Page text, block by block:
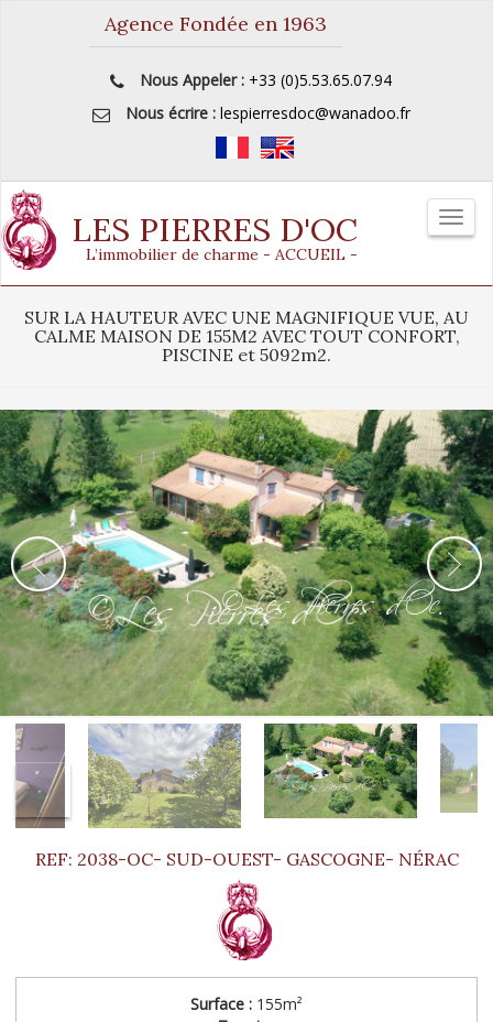
Agence Fondée en 1963
Nous Appeler : +33 (0)5.53.65.07.94
Nous écrire : lespierresdoc@wanadoo.fr
LA
LES PIERRES D'OC
L’immobilier de charme - ACCUEIL -
SUR LA HAUTEUR AVEC UNE MAGNIFIQUE VUE, AU
CALME MAISON DE 155M2 AVEC TOUT CONFORT,
PISCINE et 5092m2.
©Les Pierres d'Oc.
REF: 2038-OC- SUD-OUEST- GASCOGNE- NÉRAC
Surface : 155m²